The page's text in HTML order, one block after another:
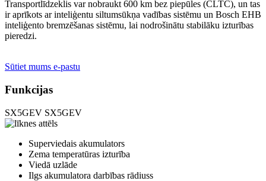
Transportlīdzeklis var nobraukt 600 km bez piepūles (CLTC), un tas
ir aprīkots ar inteliģentu siltumsūkņa vadības sistēmu un Bosch EHB
inteliģento bremzēšanas sistēmu, lai nodrošinātu stabilāku izturības
pieredzi.
Sūtiet mums e-pastu
Funkcijas
SX5GEV SX5GEV
Superviedais akumulators
Zema temperatūras izturība
Viedā uzlāde
Ilgs akumulatora darbības rādiuss